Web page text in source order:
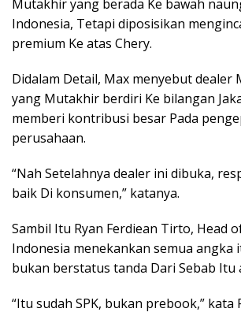
Mutakhir yang berada Ke bawah
Indonesia, Tetapi diposisikan
premium Ke atas Chery.
Didalam Detail, Max menyebut dealer
yang Mutakhir berdiri Ke bilangan
memberi kontribusi besar Pada
perusahaan.
“Nah Setelahnya dealer ini dibuka,
baik Di konsumen,” katanya.
Sambil Itu Ryan Ferdiean Tirto, Head
Indonesia menekankan semua angka
bukan berstatus tanda Dari Sebab Itu
“Itu sudah SPK, bukan prebook,” kata